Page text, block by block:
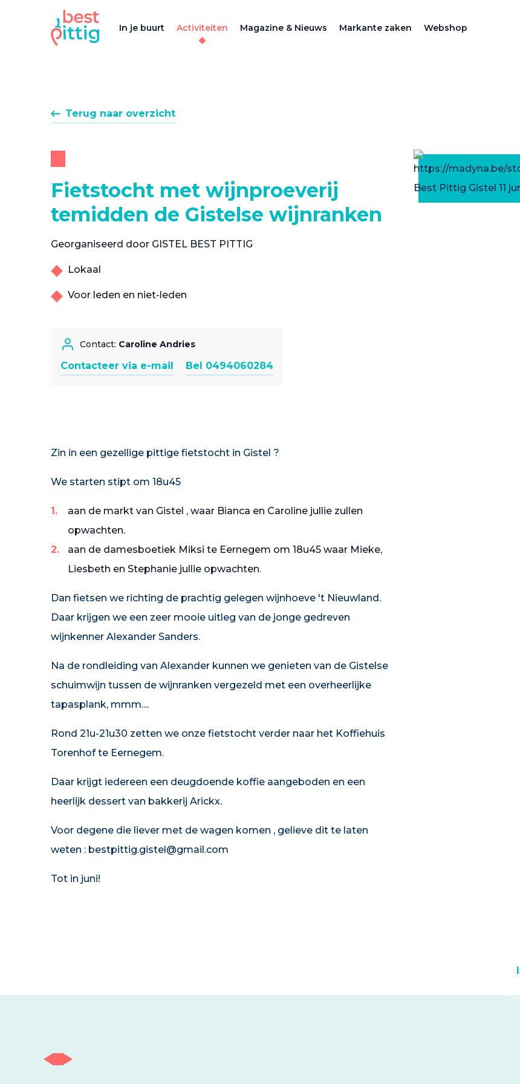
In je buurt Activiteiten Magazine & Nieuws Markante zaken Webshop
Terug naar overzicht
Fietstocht met wijnproeverij
temidden de Gistelse wijnranken
Georganiseerd door GISTEL BEST PITTIG
Lokaal
Voor leden en niet-leden
Contact: Caroline Andries
Contacteer via e-mail Bel 0494060284
Zin in een gezellige pittige fietstocht in Gistel ?
We starten stipt om 18u45
aan de markt van Gistel , waar Bianca en Caroline jullie zullen
opwachten.
aan de damesboetiek Miksi te Eernegem om 18u45 waar Mieke,
Liesbeth en Stephanie jullie opwachten.
Dan fietsen we richting de prachtig gelegen wijnhoeve 't Nieuwland.
Daar krijgen we een zeer mooie uitleg van de jonge gedreven
wijnkenner Alexander Sanders.
Na de rondleiding van Alexander kunnen we genieten van de Gistelse
schuimwijn tussen de wijnranken vergezeld met een overheerlijke
tapasplank, mmm....
Rond 21u-21u30 zetten we onze fietstocht verder naar het Koffiehuis
Torenhof te Eernegem.
Daar krijgt iedereen een deugdoende koffie aangeboden en een
heerlijk dessert van bakkerij Arickx.
Voor degene die liever met de wagen komen , gelieve dit te laten
weten : bestpittig.gistel@gmail.com
Tot in juni!